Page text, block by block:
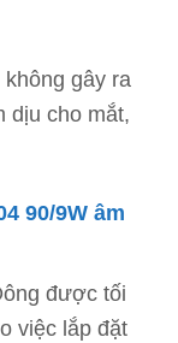
gây ra
dịu cho mắt,
90/9W âm
được tối
việc lắp đặt